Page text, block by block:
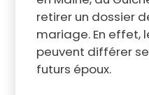
retirer un dossier
mariage. En effet,
peuvent différer
futurs époux.